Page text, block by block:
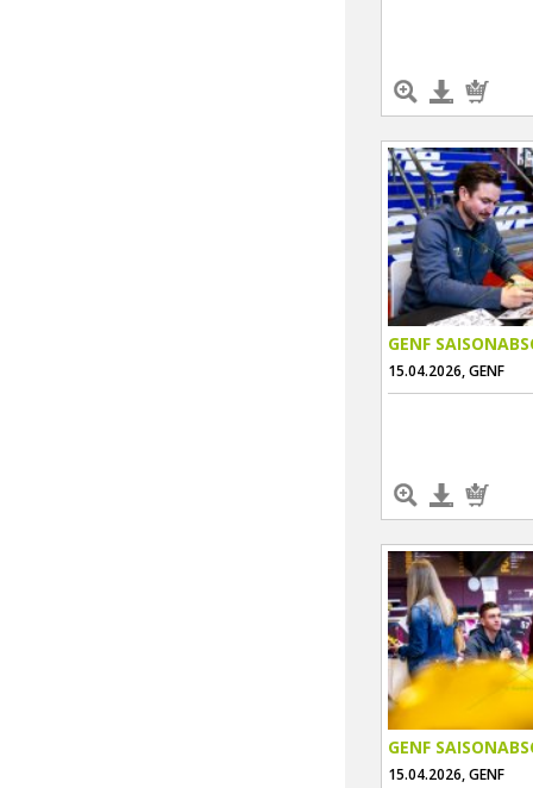
GENF
15.04.2026, GENF
GENF
15.04.2026, GENF